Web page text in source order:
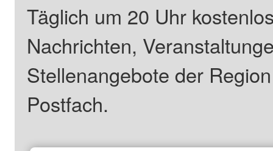
Täglich um 20 Uhr
Nachrichten,
Stellenangebote der
Postfach.